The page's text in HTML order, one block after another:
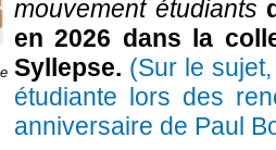
mouvement étudiants
en 2026 dans la
Syllepse. (Sur le
étudiante lors des
anniversaire de Paul